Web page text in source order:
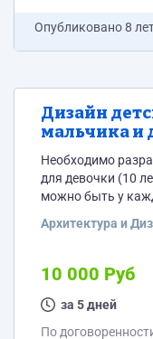
Опубликовано8
Дизайн
мальчика и
Необходимо
для девочки (10
можно быть у
шкаф
Архитектура и
10 000 Руб
за 5 дней
По